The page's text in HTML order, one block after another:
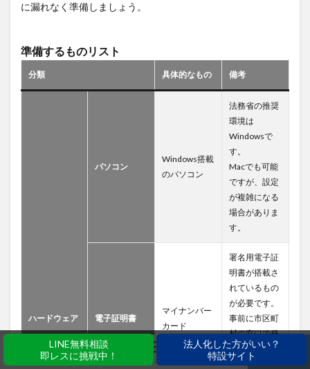
に漏れなく準備しましょう。
準備するものリスト
分類 具体的なもの 備考
ハードウェア
パソコン
Windows搭載
のパソコン
法務省の推奨
環境は
Windowsで
す。
Macでも可能
ですが、設定
が複雑になる
場合がありま
す。
電子証明書
マイナンバー
カード
署名用電子証
明書が搭載さ
れているもの
が必要です。
事前に市区町
村の窓口で発
行手続きを済
ませておきま
ホーム シェア 電話
LINE無料相談
即レスに挑戦中！
法人化した方がいい？
特設サイト